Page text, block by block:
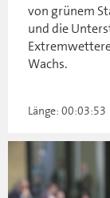
von grünem
und die
Wachs.
Länge: 00:03:53